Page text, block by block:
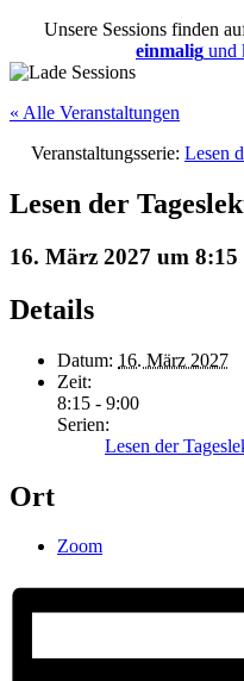
Unsere Sessions finden
einmalig und
« Alle Veranstaltungen
Veranstaltungsserie: Lesen
Lesen der
16. März 2027 um 8:15
Details
Datum: 16. März 2027
Zeit:
8:15 - 9:00
Serien:
Lesen der
Ort
Zoom